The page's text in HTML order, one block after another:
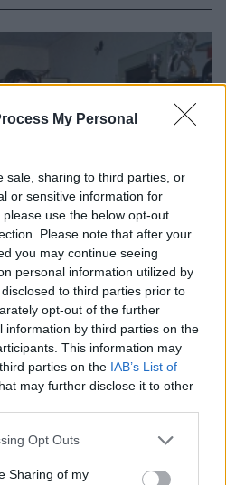
My Personal
sale, sharing to third parties, or
or sensitive information for
use the below opt-out
Please note that after your
you may continue seeing
personal information utilized by
to third parties prior to
opt-out of the further
information by third parties on the
This information may
parties on the IAB’s List of
may further disclose it to other
app uses one or more Google
behaviour. You may click to
Opt Outs
Sharing of my
από το Ροσάριο που πήρε